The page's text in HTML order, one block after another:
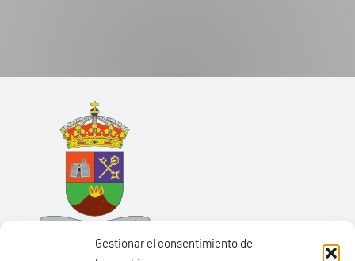
Gestionar el consentimiento de